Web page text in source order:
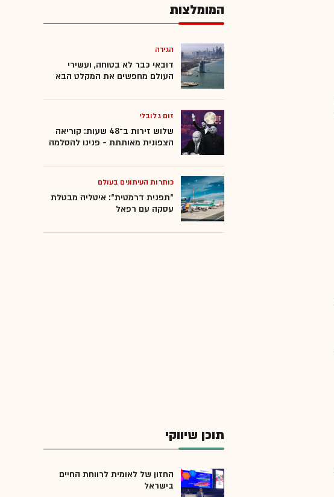
המומלצות
הגירה
דובאי כבר לא בטוחה, ועשירי
העולם מחפשים את המקלט הבא
זום גלובלי
שלוש זירות ב־48 שעות: קוריאה
הצפונית מאותתת - פנינו להסלמה
כותרות העיתונים בעולם
"תפנית דרמטית": איטליה מבטלת
עסקה עם רפאל
תוכן שיווקי
החזון של לאומית לרווחת החיים
בישראל